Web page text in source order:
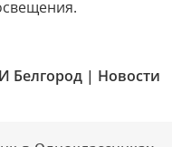
Белгород | Новости